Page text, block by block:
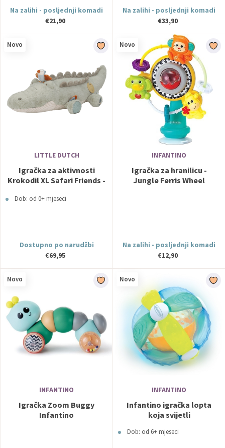
Na zalihi - posljednji komadi
€21,90
Na zalihi - posljednji komadi
€33,90
Novo
LITTLE DUTCH
Igračka za aktivnosti
Krokodil XL Safari Friends -
Dob: od 0+ mjeseci
Dostupno po narudžbi
€69,95
Novo
INFANTINO
Igračka za hranilicu -
Jungle Ferris Wheel
Na zalihi - posljednji komadi
€12,90
Novo
INFANTINO
Igračka Zoom Buggy
Infantino
Novo
INFANTINO
Infantino igračka lopta
koja svijetli
Dob: od 6+ mjeseci